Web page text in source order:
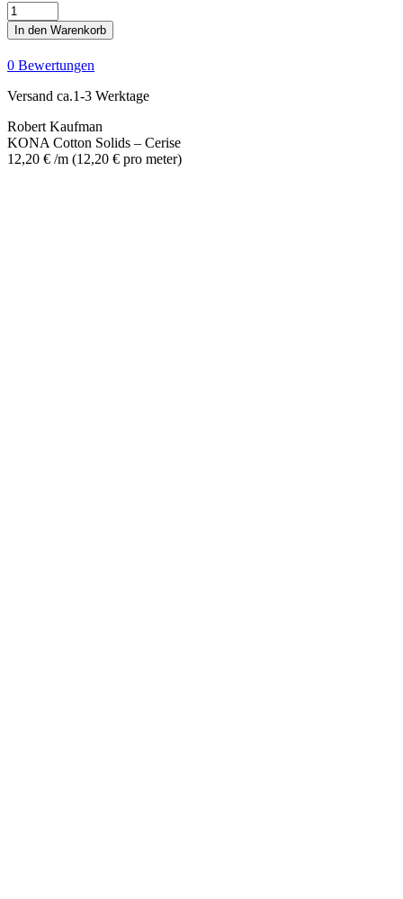
KONA
Cotton
Solids
-
Cerise
Menge
In den Warenkorb
0 Bewertungen
Versand ca.1-3 Werktage
Robert Kaufman
KONA Cotton Solids – Cerise
12,20 € /m (12,20 € pro meter)